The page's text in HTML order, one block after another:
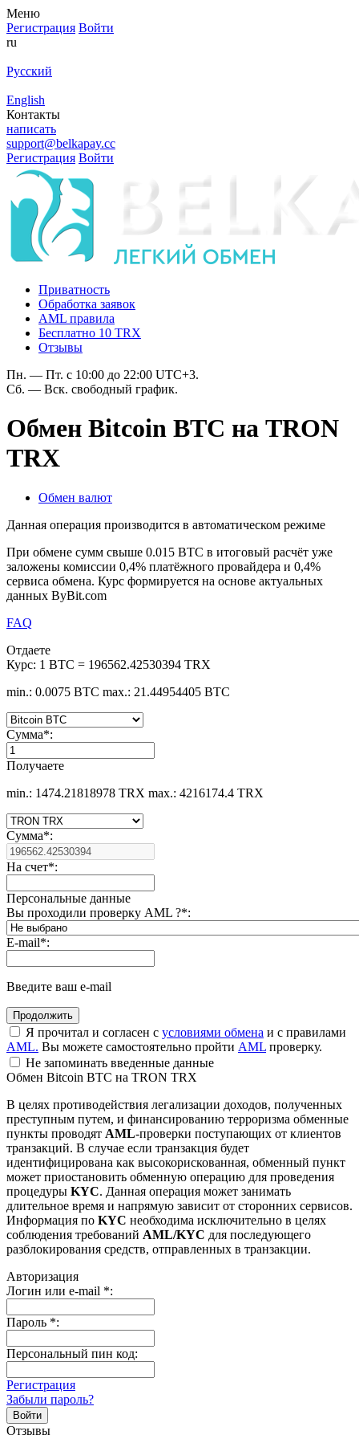
Меню
Регистрация Войти
ru
Русский
English
Контакты
написать
support@belkapay.cc
Регистрация Войти
Приватность
Обработка заявок
AML правила
Бесплатно 10 TRX
Отзывы
Пн. — Пт. с 10:00 до 22:00 UTC+3.
Сб. — Вск. свободный график.
Обмен Bitcoin BTC на TRON
TRX
Обмен валют
Данная операция производится в автоматическом режиме
При обмене сумм свыше 0.015 BTC в итоговый расчёт уже
заложены комиссии 0,4% платёжного провайдера и 0,4%
сервиса обмена. Курс формируется на основе актуальных
данных ByBit.com
FAQ
Отдаете
Курс: 1 BTC = 196562.42530394 TRX
min.: 0.0075 BTC max.: 21.44954405 BTC
Сумма*:
Получаете
min.: 1474.21818978 TRX max.: 4216174.4 TRX
Сумма*:
На счет*:
Персональные данные
Вы проходили проверку AML ?*:
E-mail*:
Введите ваш e-mail
Я прочитал и согласен с условиями обмена и с правилами
AML. Вы можете самостоятельно пройти AML проверку.
Не запоминать введенные данные
Обмен Bitcoin BTC на TRON TRX
В целях противодействия легализации доходов, полученных
преступным путем, и финансированию терроризма обменные
пункты проводят AML-проверки поступающих от клиентов
транзакций. В случае если транзакция будет
идентифицирована как высокорискованная, обменный пункт
может приостановить обменную операцию для проведения
процедуры KYC. Данная операция может занимать
длительное время и напрямую зависит от сторонних сервисов.
Информация по KYC необходима исключительно в целях
соблюдения требований AML/KYC для последующего
разблокирования средств, отправленных в транзакции.
Авторизация
Логин или e-mail *:
Пароль *:
Персональный пин код:
Регистрация
Забыли пароль?
Отзывы